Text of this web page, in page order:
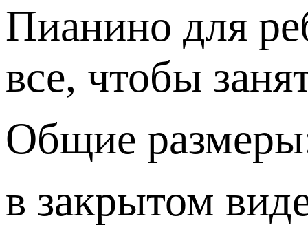
Пианино для
все, чтобы
Общие
в закрытом